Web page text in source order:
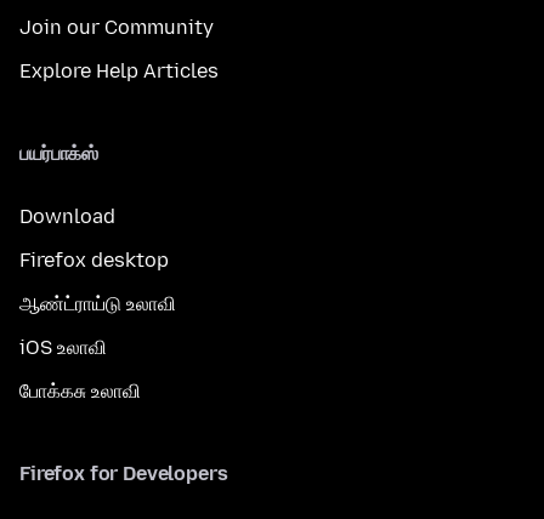
Join our Community
Explore Help Articles
பயர்பாக்ஸ்
Download
Firefox desktop
ஆண்ட்ராய்டு உலாவி
iOS உலாவி
போக்கசு உலாவி
Firefox for Developers